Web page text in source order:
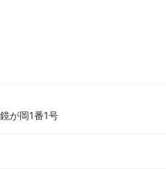
が岡1番1号